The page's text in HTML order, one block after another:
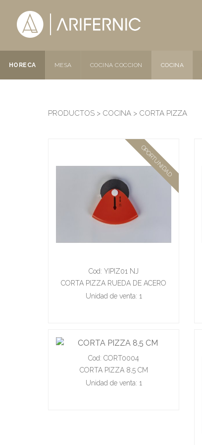
HORECA MESA COCINA COCCION COCINA
PRODUCTOS > COCINA > CORTA PIZZA
OPORTUNIDAD
Cod: YIPIZ01 NJ
CORTA PIZZA RUEDA DE ACERO
INOXIDABLE
Unidad de venta: 1
Cod: CORT0004
CORTA PIZZA 8,5 CM
Unidad de venta: 1